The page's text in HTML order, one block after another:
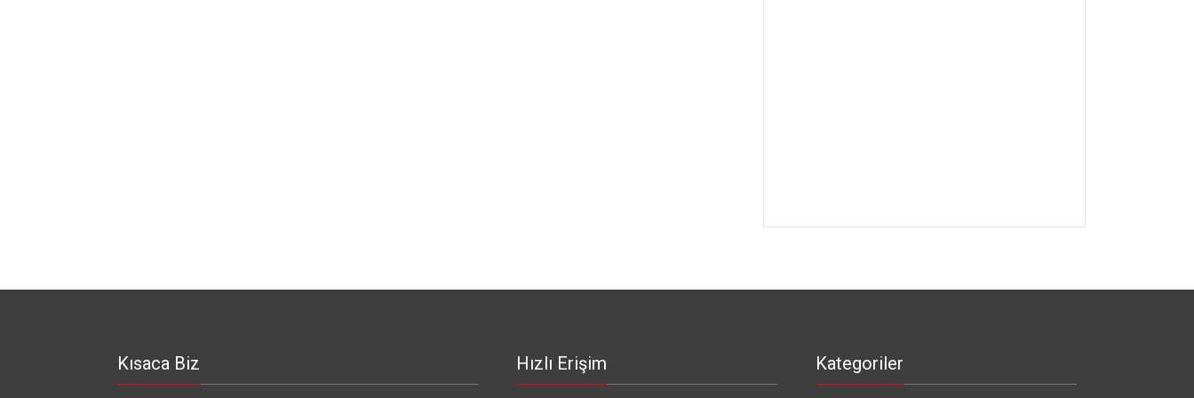
Kısaca Biz Hızlı Erişim Kategoriler